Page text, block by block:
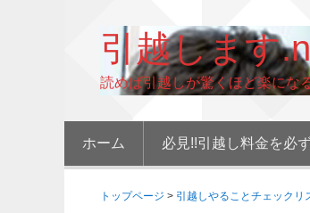
引越します
読めば引越しが驚くほど楽にな
ホーム 必見!!引越し料金を必
トップページ > 引越しやることチェックリ